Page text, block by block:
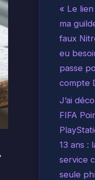
« Le lien
ma
faux
eu
passe
compte
J’ai
FIFA
13 ans :
service
seule